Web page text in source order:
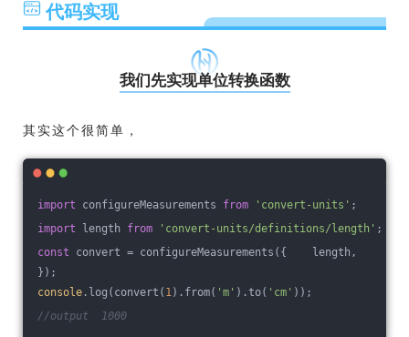
代码实现
我们先实现单位转换函数
其实这个很简单，
import configureMeasurements from 'convert-units' ;
import length from 'convert-units/definitions/length' ;
const convert = configureMeasurements({    length,
});
console .log(convert( 1).from( 'm' ).to( 'cm' ));
//output  1000